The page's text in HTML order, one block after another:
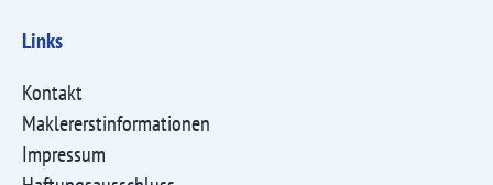
Links
Kontakt
Maklererst­informationen
Impressum